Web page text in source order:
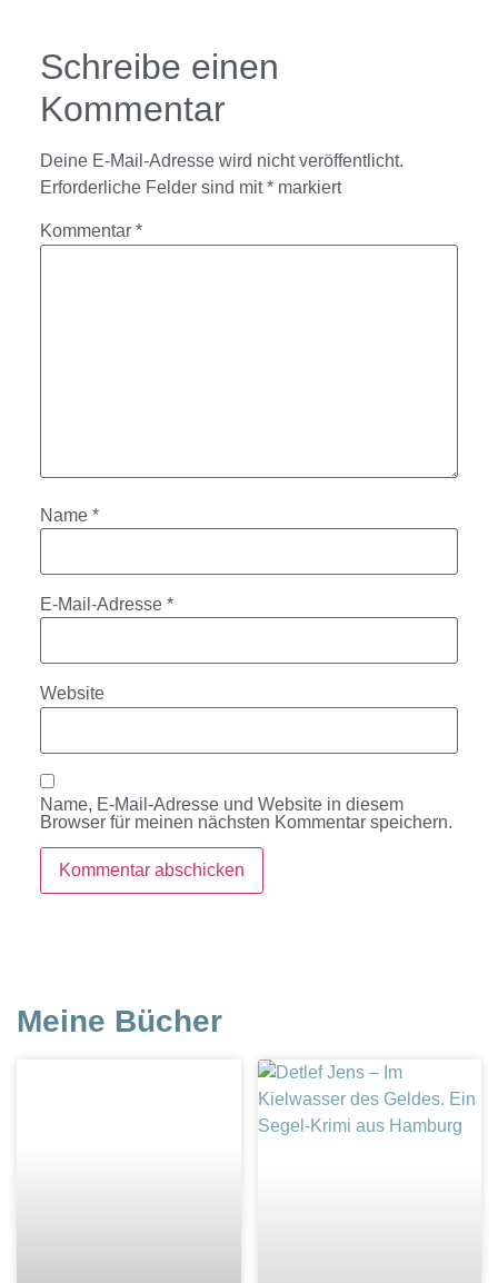
Schreibe einen
Kommentar
Deine E-Mail-Adresse wird nicht veröffentlicht.
Erforderliche Felder sind mit* markiert
Kommentar *
Name *
E-Mail-Adresse *
Website
Name, E-Mail-Adresse und Website in diesem
Browser für meinen nächsten Kommentar speichern.
Meine Bücher